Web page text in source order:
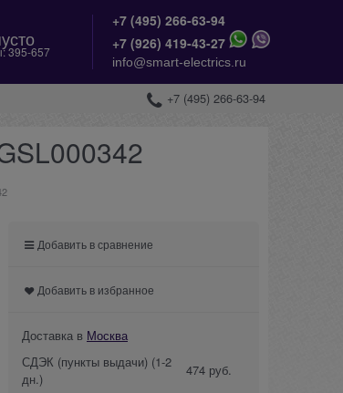
395-657
+7 (495) 266-63-94
+7 (926) 419-43-27
info@smart-electrics.ru
+7 (495) 266-63-94
Добавить в сравнение
Добавить в избранное
Доставка в Москва
СДЭК (пункты выдачи) (1-2
дн.)
474 руб.